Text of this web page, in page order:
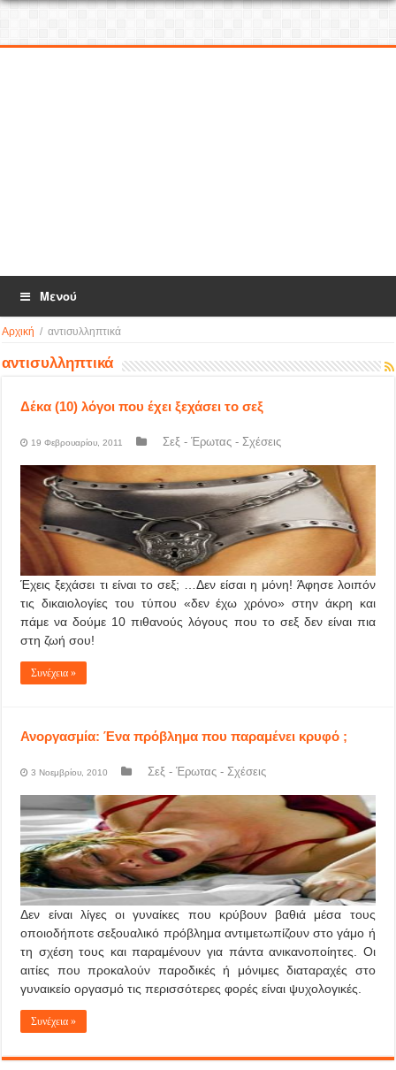
Μενού
Αρχική / αντισυλληπτικά
αντισυλληπτικά
Δέκα (10) λόγοι που έχει ξεχάσει το σεξ
19 Φεβρουαρίου, 2011 Σεξ - Έρωτας - Σχέσεις
Έχεις ξεχάσει τι είναι το σεξ; …Δεν είσαι η μόνη! Άφησε λοιπόν
τις δικαιολογίες του τύπου «δεν έχω χρόνο» στην άκρη και
πάμε να δούμε 10 πιθανούς λόγους που το σεξ δεν είναι πια
στη ζωή σου!
Συνέχεια »
Ανοργασμία: Ένα πρόβλημα που παραμένει κρυφό ;
3 Νοεμβρίου, 2010 Σεξ - Έρωτας - Σχέσεις
Δεν είναι λίγες οι γυναίκες που κρύβουν βαθιά μέσα τους
οποιοδήποτε σεξουαλικό πρόβλημα αντιμετωπίζουν στο γάμο ή
τη σχέση τους και παραμένουν για πάντα ανικανοποίητες. Οι
αιτίες που προκαλούν παροδικές ή μόνιμες διαταραχές στο
γυναικείο οργασμό τις περισσότερες φορές είναι ψυχολογικές.
Συνέχεια »